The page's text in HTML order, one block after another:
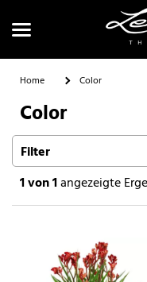
Home Color
Color
Filter
1von 1angezeigte